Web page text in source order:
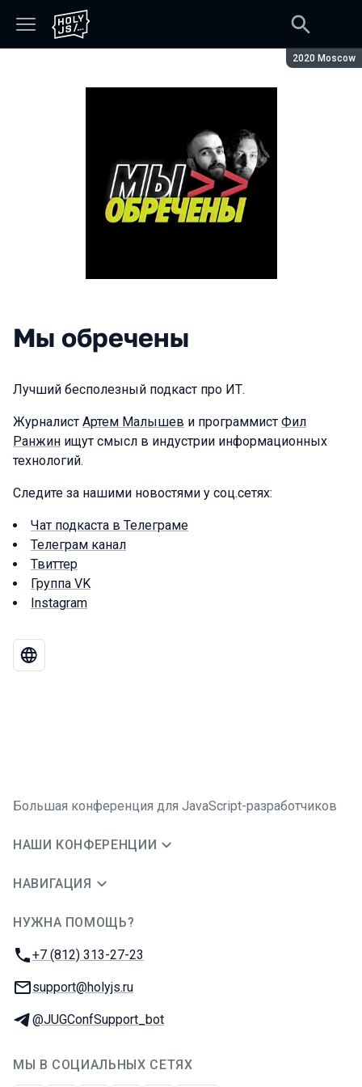
Сезон:
2020 Moscow
Мы обречены
Лучший бесполезный подкаст про ИТ.
Журналист Артем Малышев и программист Фил
Ранжин ищут смысл в индустрии информационных
технологий.
Следите за нашими новостями у соц.сетях:
Чат подкаста в Телеграме
Телеграм канал
Твиттер
Группа VK
Instagram
Большая конференция для JavaScript-разработчиков
НАШИ КОНФЕРЕНЦИИ
НАВИГАЦИЯ
НУЖНА ПОМОЩЬ?
Телефон:
+7 (812) 313-27-23
E-mail:
support@holyjs.ru
Телеграм:
@JUGConfSupport_bot
МЫ В СОЦИАЛЬНЫХ СЕТЯХ